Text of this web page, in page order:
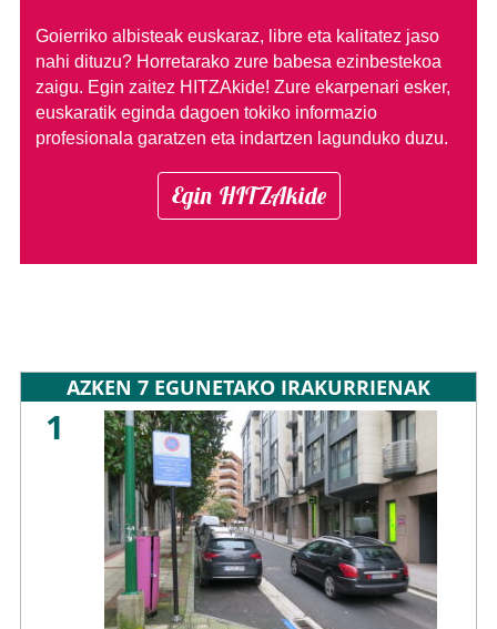
Goierriko albisteak euskaraz, libre eta kalitatez jaso
nahi dituzu? Horretarako zure babesa ezinbestekoa
zaigu. Egin zaitez HITZAkide! Zure ekarpenari esker,
euskaratik eginda dagoen tokiko informazio
profesionala garatzen eta indartzen lagunduko duzu.
Egin HITZAkide
AZKEN 7 EGUNETAKO IRAKURRIENAK
1